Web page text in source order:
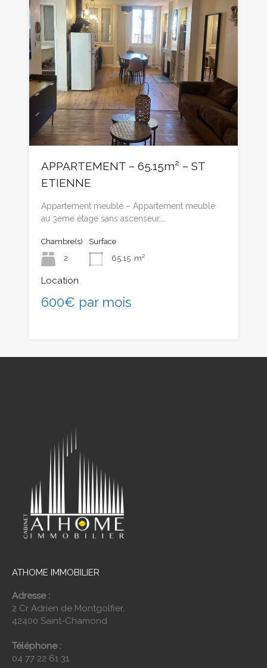
APPARTEMENT – 65.15m² – ST
ETIENNE
Appartement meublé – Appartement meublé
au 3eme étage sans ascenseur,…
Chambre(s)
2
Surface
65.15 m²
Location
600€ par mois
ATHOME IMMOBILIER
Adresse :
2 Cr Adrien de Montgolfier,
42400 Saint-Chamond
Téléphone :
04 77 22 61 31